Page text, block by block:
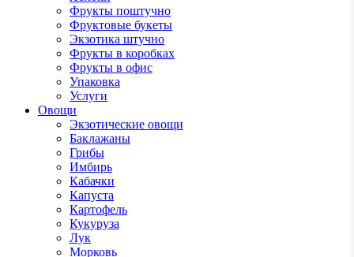
Фрукты поштучно
Фруктовые букеты
Экзотика штучно
Фрукты в коробках
Фрукты в офис
Упаковка
Услуги
Овощи
Экзотические овощи
Баклажаны
Грибы
Имбирь
Кабачки
Капуста
Картофель
Кукуруза
Лук
Морковь